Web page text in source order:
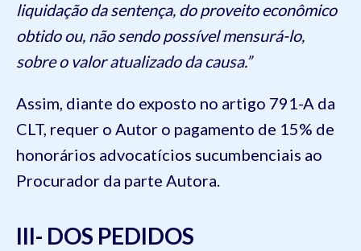
liquidação da sentença, do proveito econômico
obtido ou, não sendo possível mensurá-lo,
sobre o valor atualizado da causa.”
Assim, diante do exposto no artigo 791-A da
CLT, requer o Autor o pagamento de 15% de
honorários advocatícios sucumbenciais ao
Procurador da parte Autora.
III- DOS PEDIDOS